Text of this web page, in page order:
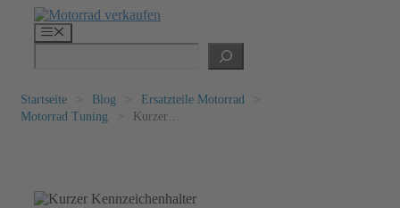
Inhalt
springenSuchen
Startseite > Blog > Ersatzteile Motorrad
>
Motorrad Tuning
>
Kurzer